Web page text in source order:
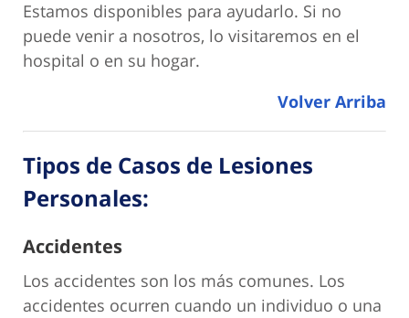
Estamos disponibles para ayudarlo. Si no
puede venir a nosotros, lo visitaremos en el
hospital o en su hogar.
Volver Arriba
Tipos de Casos de Lesiones
Personales:
Accidentes
Los accidentes son los más comunes. Los
accidentes ocurren cuando un individuo o una